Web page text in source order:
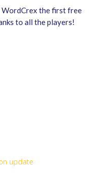
WordCrex the first free
to all the players!
update